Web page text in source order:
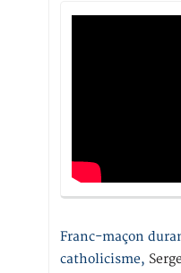
Franc-maçon
catholicisme,